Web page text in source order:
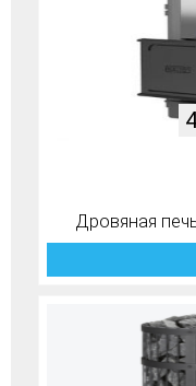
Дровяная